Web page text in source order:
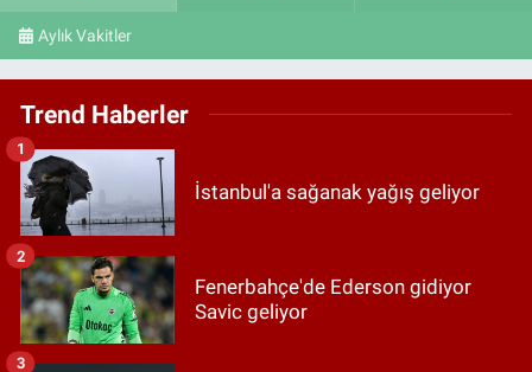
Aylık Vakitler
Trend Haberler
İstanbul'a sağanak yağış geliyor
1
Fenerbahçe'de Ederson gidiyor
Savic geliyor
2
3